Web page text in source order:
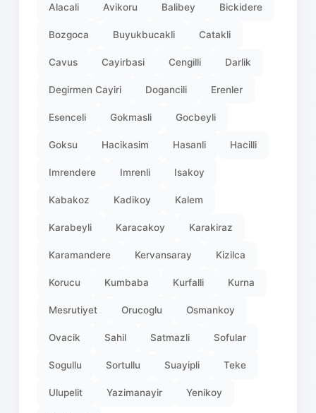
Alacali Avikoru Balibey Bickidere
Bozgoca Buyukbucakli Catakli
Cavus Cayirbasi Cengilli Darlik
Degirmen Cayiri Dogancili Erenler
Esenceli Gokmasli Gocbeyli
Goksu Hacikasim Hasanli Hacilli
Imrendere Imrenli Isakoy
Kabakoz Kadikoy Kalem
Karabeyli Karacakoy Karakiraz
Karamandere Kervansaray Kizilca
Korucu Kumbaba Kurfalli Kurna
Mesrutiyet Orucoglu Osmankoy
Ovacik Sahil Satmazli Sofular
Sogullu Sortullu Suayipli Teke
Ulupelit Yazimanayir Yenikoy